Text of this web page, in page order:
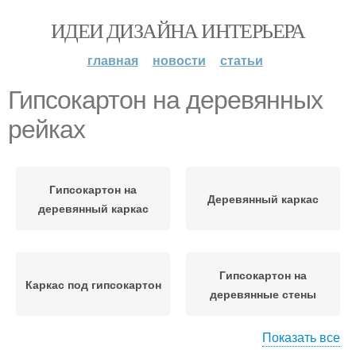
ИДЕИ ДИЗАЙНА ИНТЕРЬЕРА
главная новости статьи
Гипсокартон на деревянных
рейках
Гипсокартон на
деревянный каркас
Деревянный каркас
Каркас под гипсокартон
Гипсокартон на
деревянные стены
Показать все